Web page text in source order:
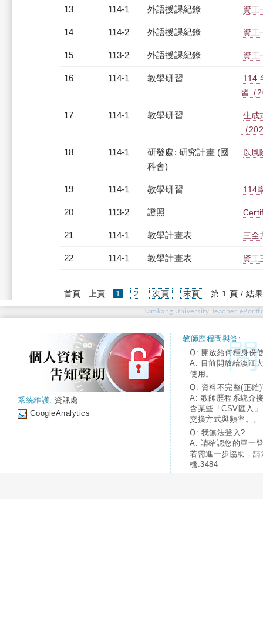
13 114-1 外語授課紀錄 資工
14 114-2 外語授課紀錄 資工
15 113-2 外語授課紀錄 資工
16 114-1 教學研習
114
習（
17 114-1 教學研習
生成
（
18 114-1
研發處: 研究計畫 (國
科會)
以風
19 114-1 教學研習 114
20 113-2 證照
21 114-1 教學計畫表 三全
22 114-1 教學計畫表 資工
首頁 上頁 1 (current)
2 次頁 末頁 第 1 頁 / 結
Tamkang University Teacher
系統維護: 資訊處
GoogleAnalytics
教師歷程問與答:
Q: 開放給何種身份
A: 目前開放給淡江
使用。
Q: 資料不完整(正確
A: 教師歷程系統介
含某些「CSV匯入
交換方式與頻率。。
Q: 我無法登入?
A: 請確認您的單一
若需進一步協助，
機:3484